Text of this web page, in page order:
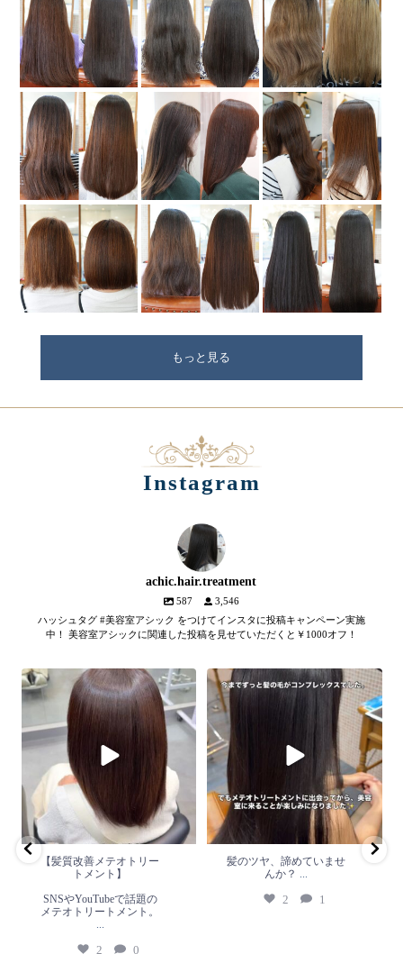
もっと見る
Instagram
achic.hair.treatment
587
3,546
ハッシュタグ #美容室アシック をつけてインスタに投稿キャンペーン実施
中！ 美容室アシックに関連した投稿を見せていただくと￥1000オフ！
【髪質改善メテオトリートメン
SNSやYouTubeで話題のメテオト
リートメント。
2 0
【髪質改善メテオトリー
トメント】
SNSやYouTubeで話題の
メテオトリートメント。
2 0
髪のツヤ、諦めていません
1
髪のツヤ、諦めていませ
んか？
2 1